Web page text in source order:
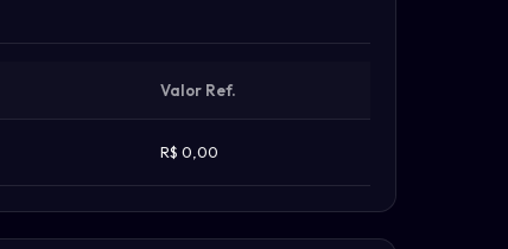
Valor Ref.
R$ 0,00